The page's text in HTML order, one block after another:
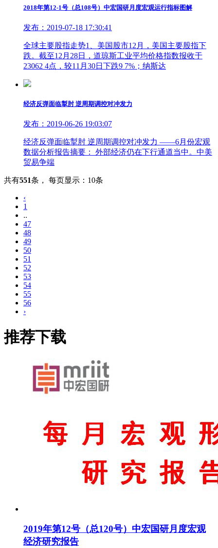
2018年第12-1号（总108号）中宏国研月度宏观运行指标图解
发布：2019-07-18 17:30:41
全球主要股指走势1、美国股市12月，美国主要股指下
跌。截至12月28日，道琼斯工业平均价格指数报收于
23062 4点，较11月30日下跌9 7%；纳斯达
经济反弹面临掣肘 逆周期调控对冲发力
发布：2019-06-26 19:03:07
经济反弹面临掣肘 逆周期调控对冲发力 ——6月份宏观
数据分析报告摘要： 外部经济仍在下行通道当中。中美
贸易争端
共有551条 ， 每页显示：10条
‹
1
..
47
48
49
50
51
52
53
54
55
56
›
推荐下载
2019年第12号（总120号）中宏国研月度宏观
经济研究报告